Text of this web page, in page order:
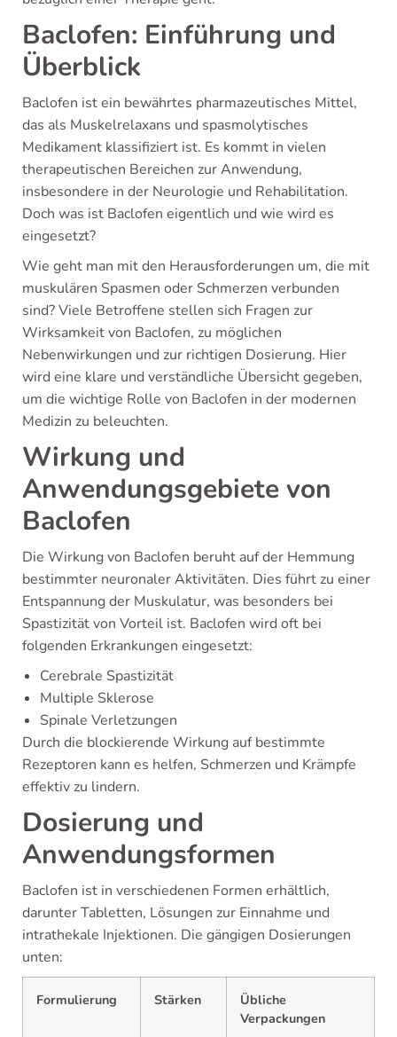
Baclofen: Einführung und
Überblick
Baclofen ist ein bewährtes pharmazeutisches Mittel,
das als Muskelrelaxans und spasmolytisches
Medikament klassifiziert ist. Es kommt in vielen
therapeutischen Bereichen zur Anwendung,
insbesondere in der Neurologie und Rehabilitation.
Doch was ist Baclofen eigentlich und wie wird es
eingesetzt?
Wie geht man mit den Herausforderungen um, die mit
muskulären Spasmen oder Schmerzen verbunden
sind? Viele Betroffene stellen sich Fragen zur
Wirksamkeit von Baclofen, zu möglichen
Nebenwirkungen und zur richtigen Dosierung. Hier
wird eine klare und verständliche Übersicht gegeben,
um die wichtige Rolle von Baclofen in der modernen
Medizin zu beleuchten.
Wirkung und
Anwendungsgebiete von
Baclofen
Die Wirkung von Baclofen beruht auf der Hemmung
bestimmter neuronaler Aktivitäten. Dies führt zu einer
Entspannung der Muskulatur, was besonders bei
Spastizität von Vorteil ist. Baclofen wird oft bei
folgenden Erkrankungen eingesetzt:
Cerebrale Spastizität
Multiple Sklerose
Spinale Verletzungen
Durch die blockierende Wirkung auf bestimmte
Rezeptoren kann es helfen, Schmerzen und Krämpfe
effektiv zu lindern.
Dosierung und
Anwendungsformen
Baclofen ist in verschiedenen Formen erhältlich,
darunter Tabletten, Lösungen zur Einnahme und
intrathekale Injektionen. Die gängigen Dosierungen
unten:
Formulierung Stärken
Übliche
Verpackungen